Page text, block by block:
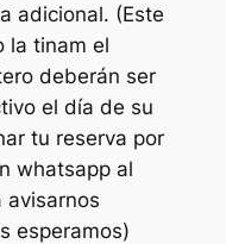
adicional. (Este
la tinam el
deberán ser
el día de su
tu reserva por
whatsapp al
avisarnos
esperamos)